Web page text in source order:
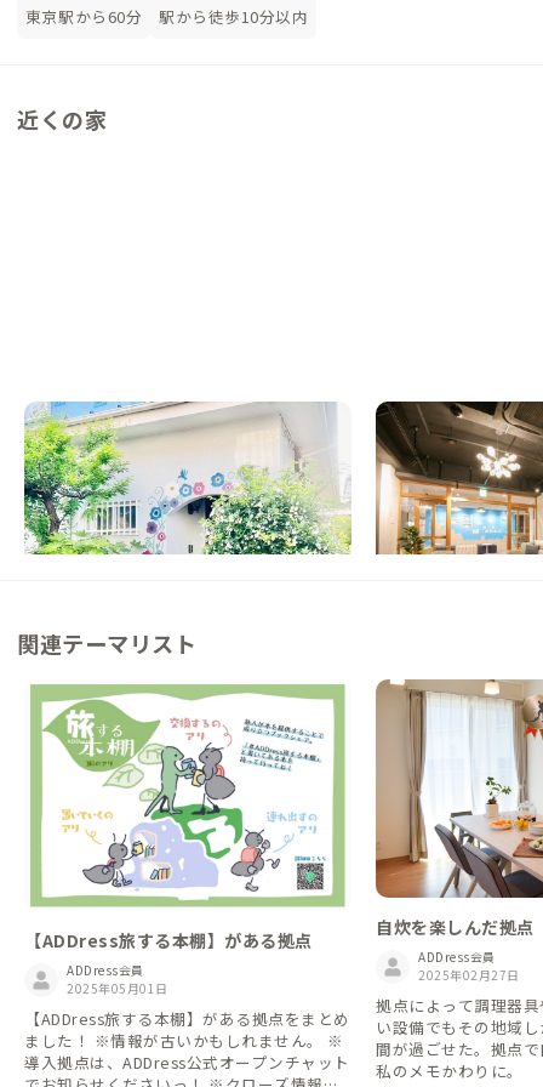
東京駅から60分 駅から徒歩10分以内
近くの家
古淵B邸
神奈川県 シェアハウス
【駅徒歩12分】YOGAやよもぎ蒸しを楽しめ
る癒しの家
この家からの距離 0km
青葉台A邸
神奈川県 シェアハウス
【駅徒歩9分】渋谷
のシェアハウス
この家からの距離 9km
関連テーマリスト
【ADDress旅する本棚】がある拠点
ADDress会員
2025年05月01日
【ADDress旅する本棚】がある拠点をまとめ
ました！ ※情報が古いかもしれません。 ※
導入拠点は、ADDress公式オープンチャット
自炊を楽しんだ拠点
ADDress会員
2025年02月27日
拠点によって調理器
い設備でもその地域
間が過ごせた。拠点
私のメモかわりに。